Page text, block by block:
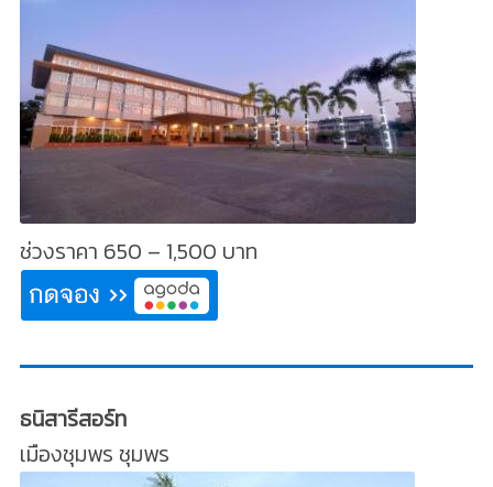
ช่วงราคา 650 – 1,500 บาท
ธนิสารีสอร์ท
เมืองชุมพร ชุมพร